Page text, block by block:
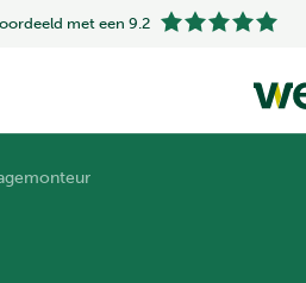
met een 9.2